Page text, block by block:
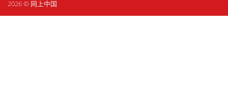
2026 © 网上中国